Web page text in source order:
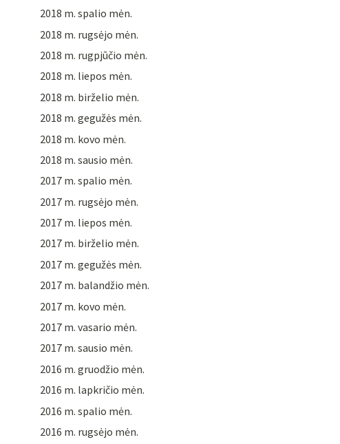
2018 m. spalio mėn.
2018 m. rugsėjo mėn.
2018 m. rugpjūčio mėn.
2018 m. liepos mėn.
2018 m. birželio mėn.
2018 m. gegužės mėn.
2018 m. kovo mėn.
2018 m. sausio mėn.
2017 m. spalio mėn.
2017 m. rugsėjo mėn.
2017 m. liepos mėn.
2017 m. birželio mėn.
2017 m. gegužės mėn.
2017 m. balandžio mėn.
2017 m. kovo mėn.
2017 m. vasario mėn.
2017 m. sausio mėn.
2016 m. gruodžio mėn.
2016 m. lapkričio mėn.
2016 m. spalio mėn.
2016 m. rugsėjo mėn.